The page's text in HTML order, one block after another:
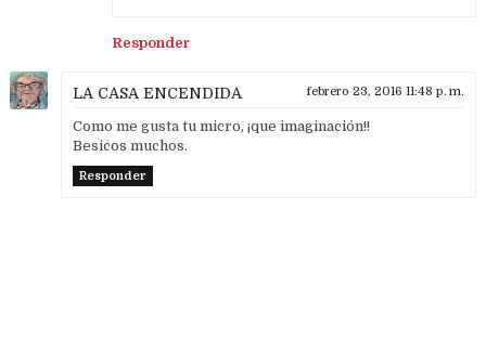
Responder
LA CASA ENCENDIDA febrero 23, 2016 11:48 p. m.
Como me gusta tu micro, ¡que imaginación!!
Besicos muchos.
Responder